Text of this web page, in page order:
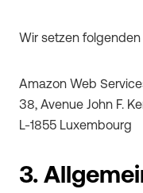
Wir setzen folgenden
Amazon Web
38, Avenue John F.
L-1855 Luxembourg
3.